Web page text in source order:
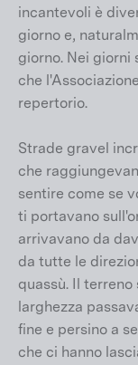
incantevoli è
giorno e,
giorno. Nei
che
repertorio.
Strade gravel
che
sentire come se
ti portavano
arrivavano da
da tutte le
quassù. Il
larghezza
fine e persino a
che ci hanno